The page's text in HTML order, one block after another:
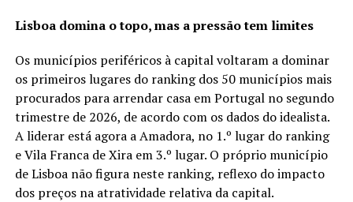
Lisboa domina o topo, mas a pressão tem limites
Os municípios periféricos à capital voltaram a dominar
os primeiros lugares do ranking dos 50 municípios mais
procurados para arrendar casa em Portugal no segundo
trimestre de 2026, de acordo com os dados do idealista.
A liderar está agora a Amadora, no 1.º lugar do ranking
e Vila Franca de Xira em 3.º lugar. O próprio município
de Lisboa não figura neste ranking, reflexo do impacto
dos preços na atratividade relativa da capital.